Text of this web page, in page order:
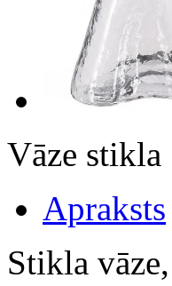
Vāze stikla
Apraksts
Stikla